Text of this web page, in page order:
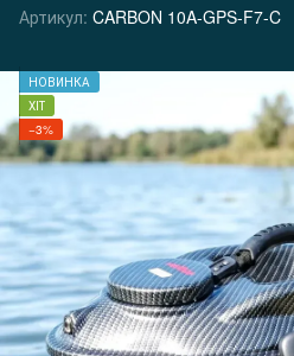
Артикул: CARBON 10A-GPS-F7-C
НОВИНКА
ХІТ
−3%